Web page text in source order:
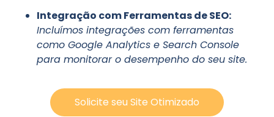
Integração com Ferramentas de SEO:
Incluímos integrações com ferramentas
como Google Analytics e Search Console
para monitorar o desempenho do seu site.
Solicite seu Site Otimizado